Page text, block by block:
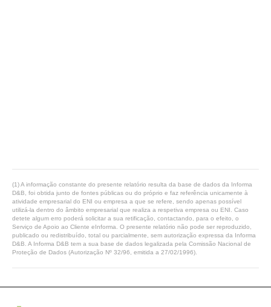
(1) A informação constante do presente relatório resulta da base de dados da Informa
D&B, foi obtida junto de fontes públicas ou do próprio e faz referência unicamente à
atividade empresarial do ENI ou empresa a que se refere, sendo apenas possível
utilizá-la dentro do âmbito empresarial que realiza a respetiva empresa ou ENI. Caso
detete algum erro poderá solicitar a sua retificação, contactando, para o efeito, o
Serviço de Apoio ao Cliente eInforma. O presente relatório não pode ser reproduzido,
publicado ou redistribuído, total ou parcialmente, sem autorização expressa da Informa
D&B. A Informa D&B tem a sua base de dados legalizada pela Comissão Nacional de
Proteção de Dados (Autorização Nº 32/96, emitida a 27/02/1996).